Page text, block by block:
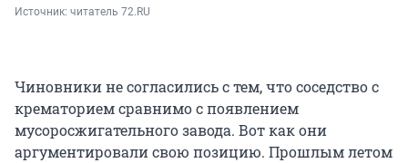
Источник: читатель 72.RU
Чиновники не согласились с тем, что соседство с
крематорием сравнимо с появлением
мусоросжигательного завода. Вот как они
аргументировали свою позицию. Прошлым летом